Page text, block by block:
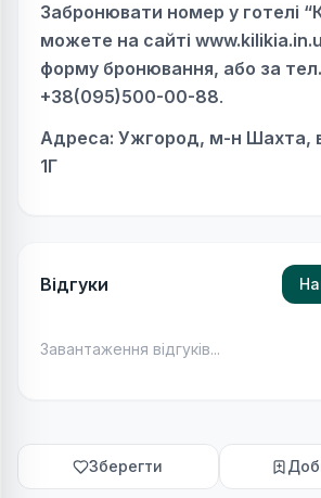
Забронювати номер у готелі
можете на сайті
форму бронювання, або за тел.
+38(095)500-00-88.
Адреса: Ужгород, м-н Шахта,
1Г
Відгуки
Завантаження відгуків...
Зберегти